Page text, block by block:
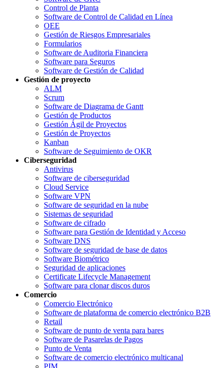
Control de Planta
Software de Control de Calidad en Línea
OEE
Gestión de Riesgos Empresariales
Formularios
Software de Auditoria Financiera
Software para Seguros
Software de Gestión de Calidad
Gestión de proyecto
ALM
Scrum
Software de Diagrama de Gantt
Gestión de Productos
Gestión Ágil de Proyectos
Gestión de Proyectos
Kanban
Software de Seguimiento de OKR
Ciberseguridad
Antivirus
Software de ciberseguridad
Cloud Service
Software VPN
Software de seguridad en la nube
Sistemas de seguridad
Software de cifrado
Software para Gestión de Identidad y Acceso
Software DNS
Software de seguridad de base de datos
Software Biométrico
Seguridad de aplicaciones
Certificate Lifecycle Management
Software para clonar discos duros
Comercio
Comercio Electrónico
Software de plataforma de comercio electrónico B2B
Retail
Software de punto de venta para bares
Software de Pasarelas de Pagos
Punto de Venta
Software de comercio electrónico multicanal
PIM